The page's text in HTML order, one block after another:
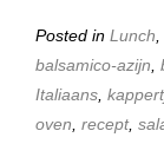
Posted in Lunch
balsamico-azijn
Italiaans
oven recept,